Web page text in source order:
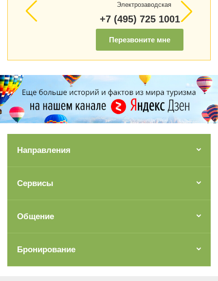
Электрозаводская
+7 (495) 725 1001
Перезвоните мне
Направления
Сервисы
Общение
Бронирование